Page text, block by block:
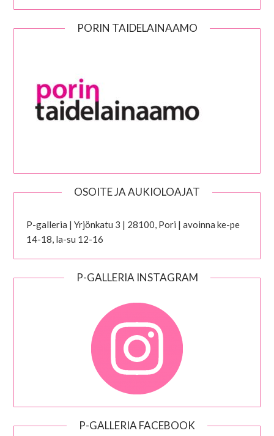
PORIN TAIDELAINAAMO
OSOITE JA AUKIOLOAJAT
P-galleria | Yrjönkatu 3 | 28100, Pori | avoinna ke-pe
14-18, la-su 12-16
P-GALLERIA INSTAGRAM
P-GALLERIA FACEBOOK